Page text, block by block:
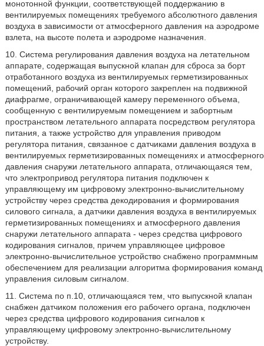
монотонной функции, соответствующей поддержанию в
вентилируемых помещениях требуемого абсолютного давления
воздуха в зависимости от атмосферного давления на аэродроме
взлета, на высоте полета и аэродроме назначения.
10. Система регулирования давления воздуха на летательном
аппарате, содержащая выпускной клапан для сброса за борт
отработанного воздуха из вентилируемых герметизированных
помещений, рабочий орган которого закреплен на подвижной
диафрагме, ограничивающей камеру переменного объема,
сообщенную с вентилируемым помещением и забортным
пространством летательного аппарата посредством регулятора
питания, а также устройство для управления приводом
регулятора питания, связанное с датчиками давления воздуха в
вентилируемых герметизированных помещениях и атмосферного
давления снаружи летательного аппарата, отличающаяся тем,
что электропривод регулятора питания подключен к
управляющему им цифровому электронно-вычислительному
устройству через средства декодирования и формирования
силового сигнала, а датчики давления воздуха в вентилируемых
герметизированных помещениях и атмосферного давления
снаружи летательного аппарата - через средства цифрового
кодирования сигналов, причем управляющее цифровое
электронно-вычислительное устройство снабжено программным
обеспечением для реализации алгоритма формирования команд
управления силовым сигналом.
11. Система по п.10, отличающаяся тем, что выпускной клапан
снабжен датчиком положения его рабочего органа, подключен
через средства цифрового кодирования сигналов к
управляющему цифровому электронно-вычислительному
устройству.